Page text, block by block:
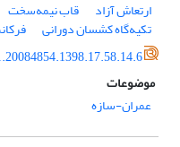
ارتعاش آزاد
قاب نیمه‌سخت
تکیه‌گاه کشسان دورانی
موضوعات
عمران-سازه